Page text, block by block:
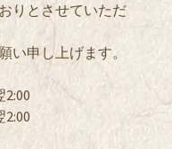
りとさせていただ
い申し上げます。
2:00
2:00